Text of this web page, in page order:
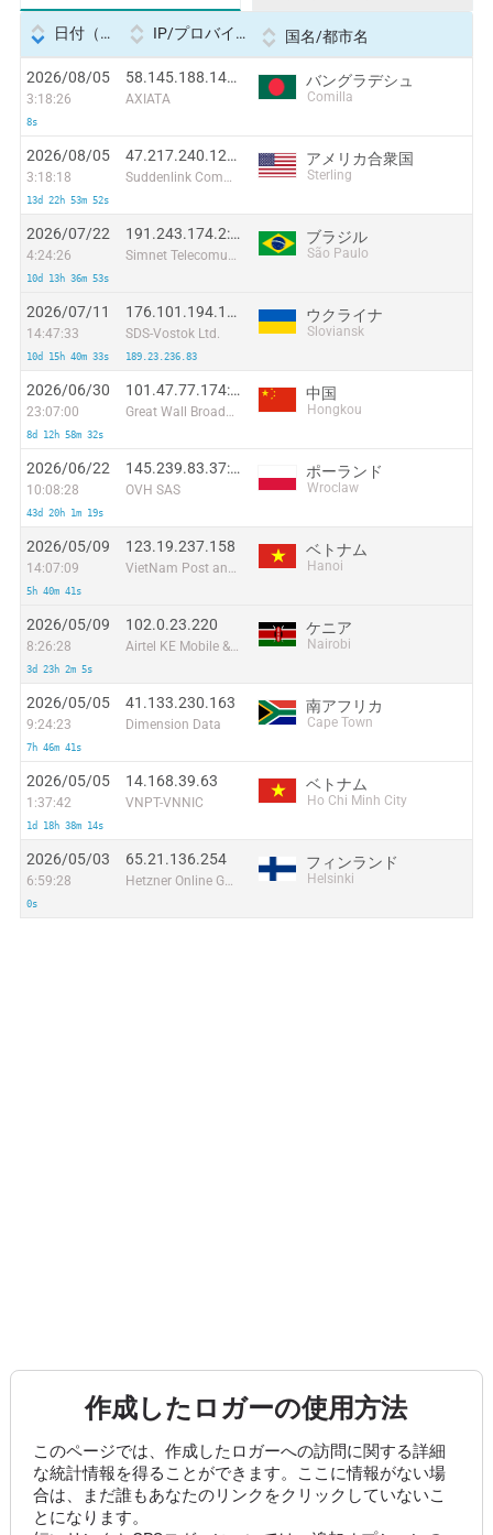
日付（Datetime IP/プロバイダー 国名/都市名
2026/08/05
3:18:26
8s
58.145.188.140:45870
AXIATA
バングラデシュ
Comilla
2026/08/05
3:18:18
13d 22h 53m 52s
47.217.240.127:53223
Suddenlink Communications
アメリカ合衆国
Sterling
2026/07/22
4:24:26
10d 13h 36m 53s
191.243.174.2:24230
Simnet Telecomunicacoes Ltda
ブラジル
São Paulo
2026/07/11
14:47:33
10d 15h 40m 33s
176.101.194.181:49504
SDS-Vostok Ltd.
189.23.236.83
ウクライナ
Sloviansk
2026/06/30
23:07:00
8d 12h 58m 32s
101.47.77.174:43825
Great Wall Broadband Network
中国
Hongkou
2026/06/22
10:08:28
43d 20h 1m 19s
145.239.83.37:36208
OVH SAS
ポーランド
Wroclaw
2026/05/09
14:07:09
5h 40m 41s
123.19.237.158
VietNam Post and Telecom Corporation
ベトナム
Hanoi
2026/05/09
8:26:28
3d 23h 2m 5s
102.0.23.220
Airtel KE Mobile & Fixed Internet
ケニア
Nairobi
2026/05/05
9:24:23
7h 46m 41s
41.133.230.163
Dimension Data
南アフリカ
Cape Town
2026/05/05
1:37:42
1d 18h 38m 14s
14.168.39.63
VNPT-VNNIC
ベトナム
Ho Chi Minh City
2026/05/03
6:59:28
0s
65.21.136.254
Hetzner Online GmbH
フィンランド
Helsinki
作成したロガーの使用方法
このページでは、作成したロガーへの訪問に関する詳細
な統計情報を得ることができます。ここに情報がない場
合は、まだ誰もあなたのリンクをクリックしていないこ
とになります。